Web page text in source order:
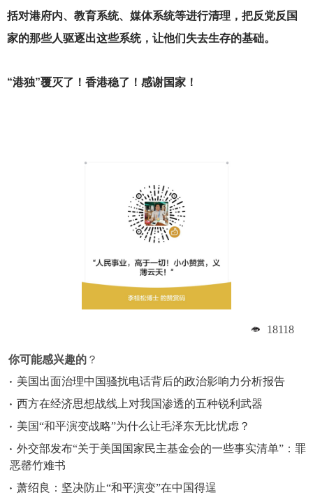
括对港府内、教育系统、媒体系统等进行清理，把反党反国
家的那些人驱逐出这些系统，让他们失去生存的基础。
“港独”覆灭了！香港稳了！感谢国家！
18118
你可能感兴趣的 ？
美国出面治理中国骚扰电话背后的政治影响力分析报告
西方在经济思想战线上对我国渗透的五种锐利武器
美国“和平演变战略”为什么让毛泽东无比忧虑？
外交部发布“关于美国国家民主基金会的一些事实清单”：罪
恶罄竹难书
萧绍良：坚决防止“和平演变”在中国得逞